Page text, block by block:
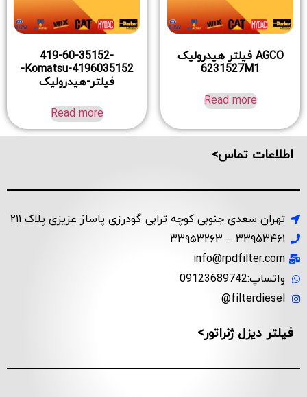
AGCO فیلتر هیدرولیک
6231527M1
Read more
419-60-35152-
4196035152-Komatsu-
فیلتر-هیدرولیک
Read more
اطلاعات تماس>
تهران سعدی جنوبی کوچه ترابی گودرزی پاساژ عزیزی پلاک ۲۱۱
۳۳۹۵۳۴۶۱ – ۳۳۹۵۳۲۶۳
info@rpdfilter.com
واتساپ:09123689742
filterdiesel@
فیلتر دیزل ژنراتور>